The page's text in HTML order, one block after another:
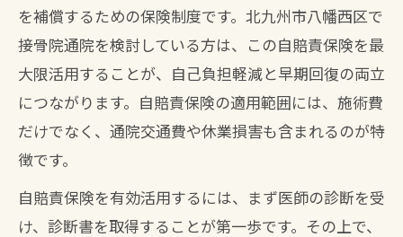
を補償するための保険制度です。北九州市八幡西区で
接骨院通院を検討している方は、この自賠責保険を最
大限活用することが、自己負担軽減と早期回復の両立
につながります。自賠責保険の適用範囲には、施術費
だけでなく、通院交通費や休業損害も含まれるのが特
徴です。
自賠責保険を有効活用するには、まず医師の診断を受
け、診断書を取得することが第一歩です。その上で、